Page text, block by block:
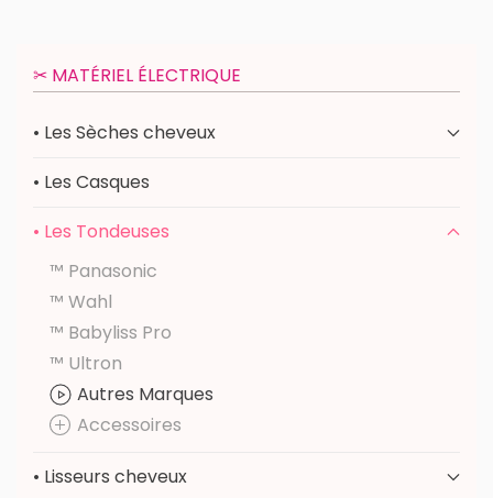
✂︎ MATÉRIEL ÉLECTRIQUE
• Les Sèches cheveux
• Les Casques
• Les Tondeuses
™ Panasonic
™ Wahl
™ Babyliss Pro
™ Ultron
Autres Marques
Accessoires
• Lisseurs cheveux